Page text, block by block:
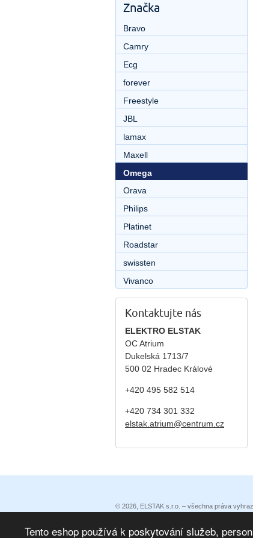
Tento eshop používá k poskytování služeb,
Značka
Bravo
Camry
Ecg
forever
Freestyle
JBL
lamax
Maxell
Omega
Orava
Philips
Platinet
Roadstar
swissten
Vivanco
Kontaktujte nás
ELEKTRO ELSTAK
OC Atrium
Dukelská 1713/7
500 02 Hradec Králové
+420 495 582 514
+420 734 301 332
elstak.atrium@centrum.cz
© 2026, ELSTAK s.r.o. – všechna práva
Eshop vytvořila eBRÁNA
|eBRÁNA eshop s